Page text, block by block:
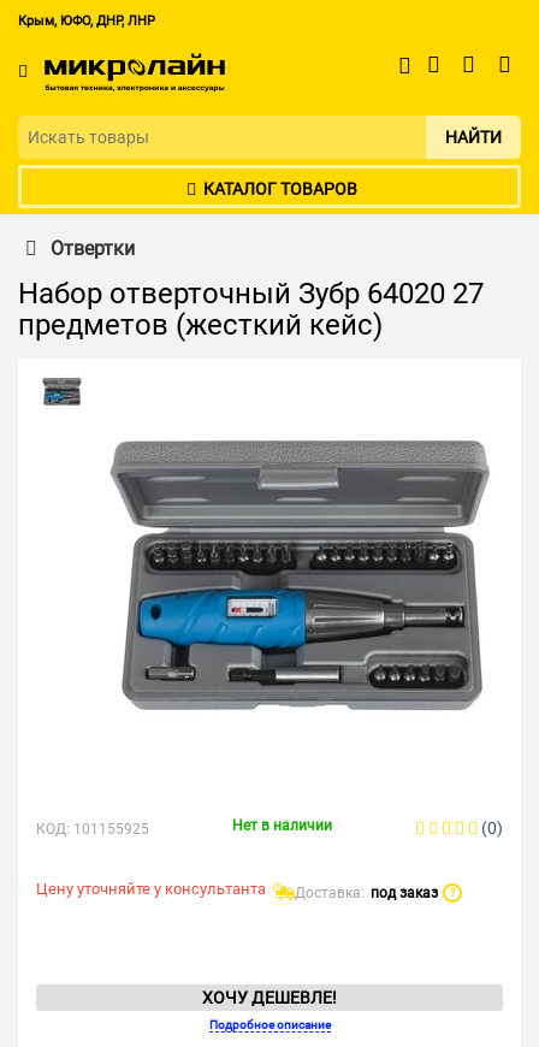
Крым, ЮФО, ДНР, ЛНР
НАЙТИ
КАТАЛОГ ТОВАРОВ
Отвертки
Набор отверточный Зубр 64020 27
предметов (жесткий кейс)
КОД: 101155925 Нет в наличии (0)
Цену уточняйте у консультанта Доставка: под заказ ?
ХОЧУ ДЕШЕВЛЕ!
Подробное описание